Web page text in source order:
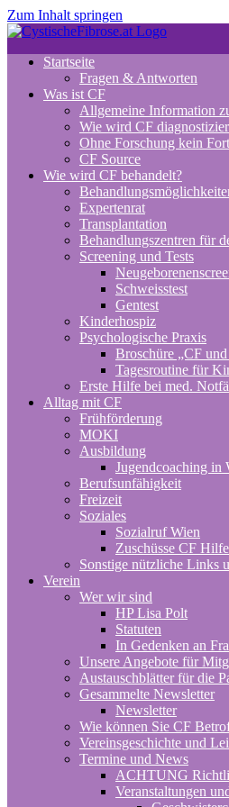
Zum Inhalt springen
Startseite
Fragen & Antworten
Was ist CF
Allgemeine Information
Wie wird CF
Ohne Forschung kein
CF Source
Wie wird CF behandelt?
Expertenrat
Transplantation
Behandlungszentren für
Screening und Tests
Schweisstest
Gentest
Kinderhospiz
Psychologische Praxis
Broschüre „CF
Tagesroutine für
Erste Hilfe bei med.
Alltag mit CF
Frühförderung
MOKI
Ausbildung
Jugendcoaching in
Berufsunfähigkeit
Freizeit
Soziales
Sozialruf Wien
Zuschüsse CF Hilfe
Sonstige nützliche Links
Verein
Wer wir sind
HP Lisa Polt
Statuten
In Gedenken an
Unsere Angebote für
Austauschblätter für die
Gesammelte Newsletter
Newsletter
Wie können Sie CF
Vereinsgeschichte und
Termine und News
ACHTUNG
Veranstaltungen